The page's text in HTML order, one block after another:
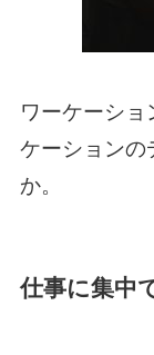
ワーケーシ
ケーションの
か。
仕事に集中